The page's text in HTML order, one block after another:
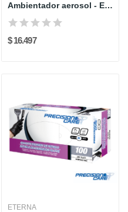
Ambientador aerosol - Eterna - 400 cc
$ 16.497
ETERNA